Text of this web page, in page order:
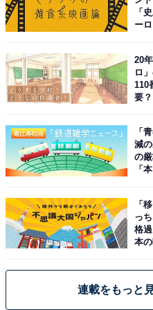
「
ー
20
ロ
110
要
「
減
の
「
「
っ
格
本
連載をもっと